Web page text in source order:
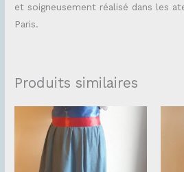
et soigneusement réalisé dans les
Paris.
Produits similaires